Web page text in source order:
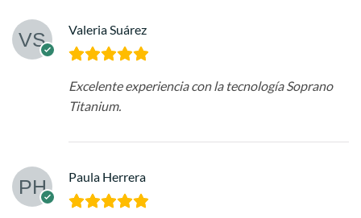
Valeria Suárez
Excelente experiencia con la tecnología Soprano
Titanium.
Paula Herrera